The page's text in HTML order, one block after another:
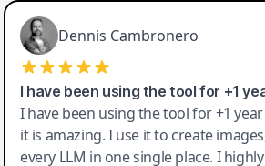
Dennis Cambronero
I have been using the tool for +1
I have been using the tool for +1
it is amazing. I use it to create
every LLM in one single place. I